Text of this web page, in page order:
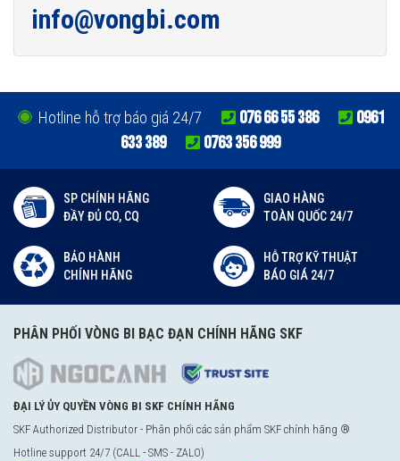
info@vongbi.com
Hotline hỗ trợ báo giá 24/7 076 66 55 386
0961
633 389
0763 356 999
SP CHÍNH HÃNG
ĐẦY ĐỦ CO, CQ
GIAO HÀNG
TOÀN QUỐC 24/7
BẢO HÀNH
CHÍNH HÃNG
HỖ TRỢ KỸ THUẬT
BÁO GIÁ 24/7
PHÂN PHỐI VÒNG BI BẠC ĐẠN CHÍNH HÃNG SKF
ĐẠI LÝ ỦY QUYỀN VÒNG BI SKF CHÍNH HÃNG
SKF Authorized Distributor - Phân phối các sản phẩm SKF chính hãng ®
Hotline support 24/7 (CALL - SMS - ZALO)